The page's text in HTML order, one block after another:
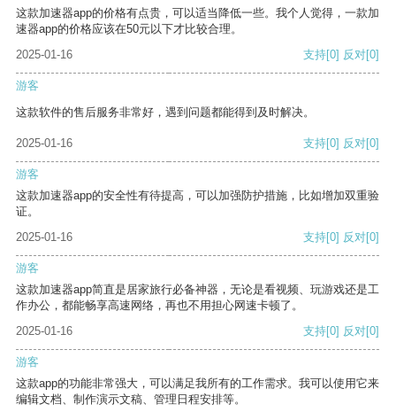
这款加速器app的价格有点贵，可以适当降低一些。我个人觉得，一款加
速器app的价格应该在50元以下才比较合理。
2025-01-16
支持[0] 反对[0]
游客
这款软件的售后服务非常好，遇到问题都能得到及时解决。
2025-01-16 支持[0] 反对[0]
游客
这款加速器app的安全性有待提高，可以加强防护措施，比如增加双重验
证。
2025-01-16
支持[0] 反对[0]
游客
这款加速器app简直是居家旅行必备神器，无论是看视频、玩游戏还是工
作办公，都能畅享高速网络，再也不用担心网速卡顿了。
2025-01-16
支持[0] 反对[0]
游客
这款app的功能非常强大，可以满足我所有的工作需求。我可以使用它来
编辑文档、制作演示文稿、管理日程安排等。